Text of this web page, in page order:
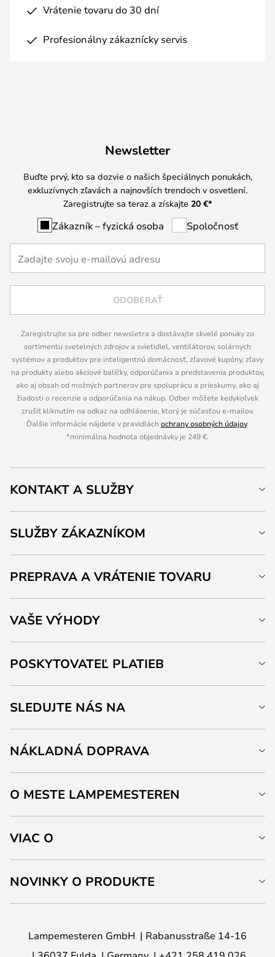
Vrátenie tovaru do 30 dní
Profesionálny zákaznícky servis
Newsletter
Buďte prvý, kto sa dozvie o našich špeciálnych ponukách,
exkluzívnych zľavách a najnovších trendoch v osvetlení.
Zaregistrujte sa teraz a získajte 20 €*
Zákazník – fyzická osoba Spoločnosť
ODOBERAŤ
Zaregistrujte sa pre odber newsletra a dostávajte skvelé ponuky zo
sortimentu svetelných zdrojov a svietidiel, ventilátorov, solárnych
systémov a produktov pre inteligentnú domácnosť, zľavové kupóny, zľavy
na produkty alebo akciové balíčky, odporúčania a predstavenia produktov,
ako aj obsah od možných partnerov pre spoluprácu a prieskumy, ako aj
žiadosti o recenzie a odporúčania na nákup. Odber môžete kedykoľvek
zrušiť kliknutím na odkaz na odhlásenie, ktorý je súčasťou e-mailov.
Ďalšie informácie nájdete v pravidláchochrany osobných údajov.
*minimálna hodnota objednávky je 249 €.
KONTAKT A SLUŽBY
SLUŽBY ZÁKAZNÍKOM
PREPRAVA A VRÁTENIE TOVARU
VAŠE VÝHODY
POSKYTOVATEĽ PLATIEB
SLEDUJTE NÁS NA
NÁKLADNÁ DOPRAVA
O MESTE LAMPEMESTEREN
VIAC O
NOVINKY O PRODUKTE
Lampemesteren GmbH
Rabanusstraße 14-16